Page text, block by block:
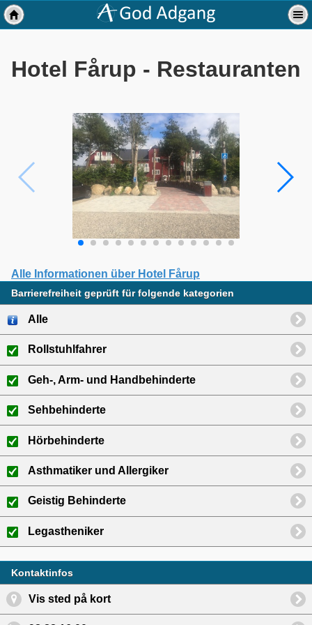
Hotel Fårup - Restauranten
Alle Informationen über Hotel Fårup
Barrierefreiheit geprüft für folgende kategorien
Alle
Rollstuhlfahrer
Geh-, Arm- und Handbehinderte
Sehbehinderte
Hörbehinderte
Asthmatiker und Allergiker
Geistig Behinderte
Legastheniker
Kontaktinfos
Vis sted på kort